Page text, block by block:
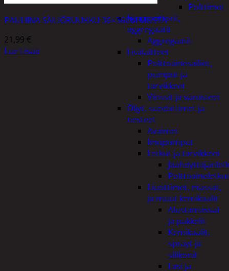
Polttimot
Irtomoottorit,
aggregaatit
Aggregaatit
Lisälaitteet
Polttoainesäiliöt,
pumput ja
tarvikkeet
Vinssit ja varusteet
Öljyt, suodattimet ja
nesteet
Avaimet
Imupumput
Letkut ja tarvikkeet
Polttoaineletkut
Liuottimet, massat,
ja muut kemikaalit
Alustamassat
ja pakkelit
Kemikaalit,
sprayt ja
silikonit
Lasi ja
PAULIINA SÄILIÖRUUKKU 36×36CM MUSTA
21,99 €
Lue Lisää